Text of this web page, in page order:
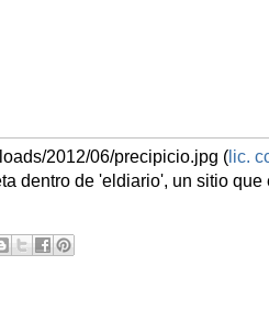
2012/06/precipicio.jpg ( lic.
dentro de 'eldiario', un sitio que